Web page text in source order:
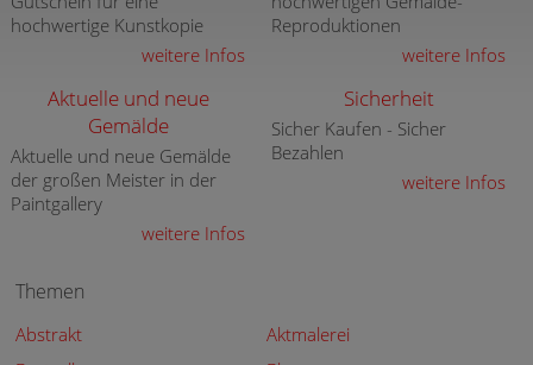
hochwertige Kunstkopie
weitere Infos
Reproduktionen
weitere Infos
Aktuelle und neue
Gemälde
Aktuelle und neue Gemälde
der großen Meister in der
Paintgallery
weitere Infos
Sicherheit
Sicher Kaufen - Sicher
Bezahlen
weitere Infos
Themen
Abstrakt
Aktmalerei